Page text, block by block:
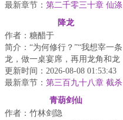
最新章节： 第二千零三十章 仙涤
降龙
作者：糖醋于
简介：“为何修行？”“我想宰一条
龙，做一桌宴席，再用龙角和龙
筋做一把弹弓。”王慎认真道。欲
食龙，先...
更新时间：2026-08-08 01:53:43
最新章节： 第三百九十八章 截杀
青葫剑仙
作者：竹林剑隐